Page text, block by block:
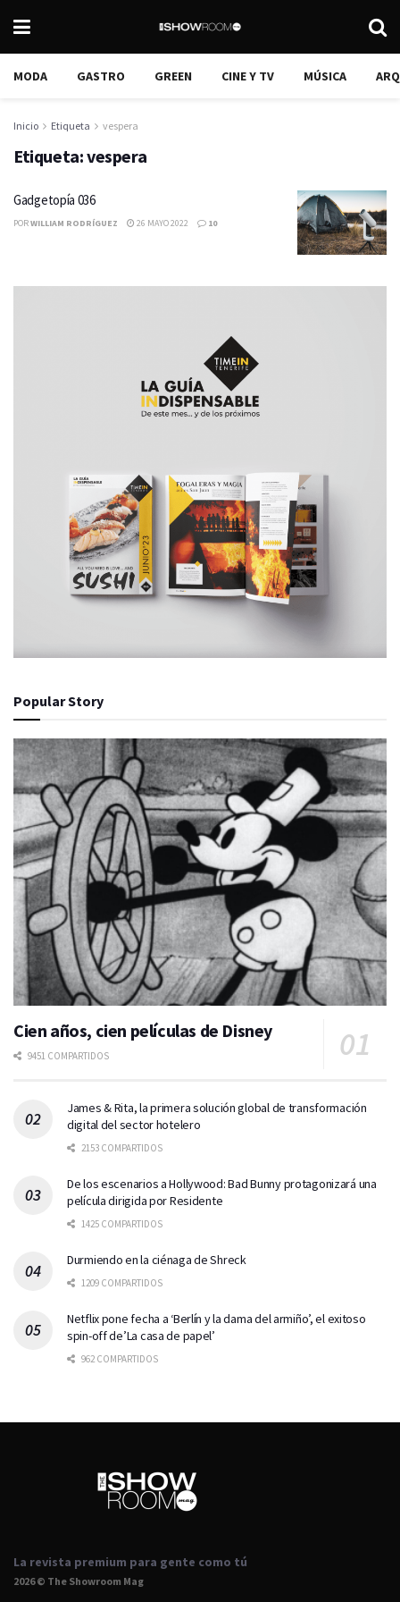
MODA GASTRO GREEN CINE Y TV MÚSICA
Inicio Etiqueta vespera
Etiqueta:vespera
Gadgetopía 036
PORWILLIAM RODRÍGUEZ 26 MAYO 2022 10
Popular Story
Cien años, cien películas de Disney
9451 COMPARTIDOS
James & Rita, la primera solución global de transformación
digital del sector hotelero
2153 COMPARTIDOS
De los escenarios a Hollywood: Bad Bunny protagonizará una
película dirigida por Residente
1425 COMPARTIDOS
Durmiendo en la ciénaga de Shreck
1209 COMPARTIDOS
Netflix pone fecha a ‘Berlín y la dama del armiño’, el exitoso
spin-off de’La casa de papel’
962 COMPARTIDOS
La revista premium para gente como tú
2026 © The Showroom Mag